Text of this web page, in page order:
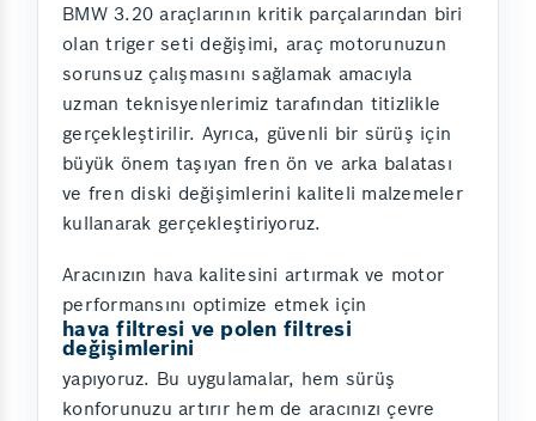
BMW 3.20 araçlarının kritik parçalarından biri
olan triger seti değişimi, araç motorunuzun
sorunsuz çalışmasını sağlamak amacıyla
uzman teknisyenlerimiz tarafından titizlikle
gerçekleştirilir. Ayrıca, güvenli bir sürüş için
büyük önem taşıyan fren ön ve arka balatası
ve fren diski değişimlerini kaliteli malzemeler
kullanarak gerçekleştiriyoruz.
Aracınızın hava kalitesini artırmak ve motor
performansını optimize etmek için
hava filtresi ve polen filtresi
değişimlerini
yapıyoruz. Bu uygulamalar, hem sürüş
konforunuzu artırır hem de aracınızı çevre